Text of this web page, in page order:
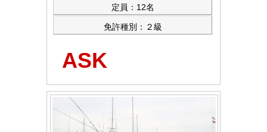
定員：12名
免許種別：２級
ASK